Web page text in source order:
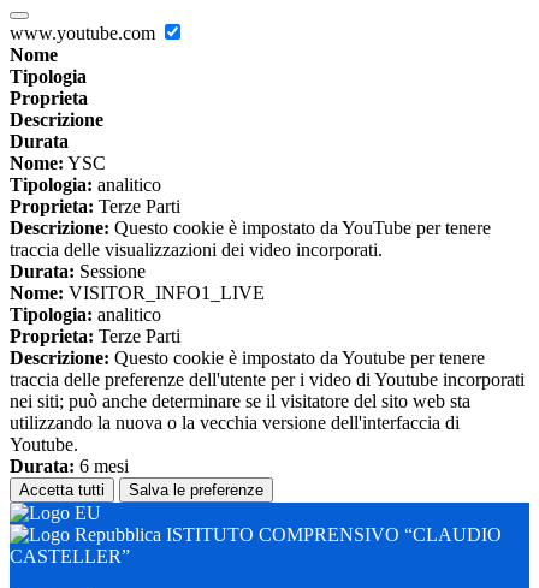
www.youtube.com
Nome
Tipologia
Proprieta
Descrizione
Durata
Nome: YSC
Tipologia: analitico
Proprieta: Terze Parti
Descrizione: Questo cookie è impostato da YouTube per tenere
traccia delle visualizzazioni dei video incorporati.
Durata: Sessione
Nome: VISITOR_INFO1_LIVE
Tipologia: analitico
Proprieta: Terze Parti
Descrizione: Questo cookie è impostato da Youtube per tenere
traccia delle preferenze dell'utente per i video di Youtube incorporati
nei siti; può anche determinare se il visitatore del sito web sta
utilizzando la nuova o la vecchia versione dell'interfaccia di
Youtube.
Durata: 6 mesi
Accetta tutti Salva le preferenze
ISTITUTO COMPRENSIVO “CLAUDIO
CASTELLER”